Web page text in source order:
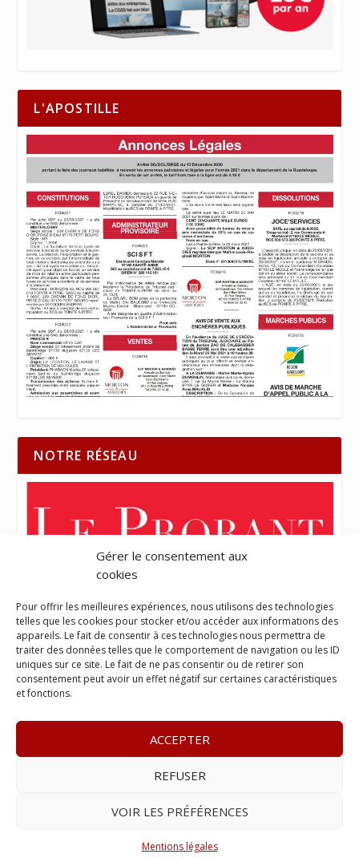
Gérer le consentement aux
cookies
Pour offrir les meilleures expériences, nous utilisons des technologies
telles que les cookies pour stocker et/ou accéder aux informations des
appareils. Le fait de consentir à ces technologies nous permettra de
traiter des données telles que le comportement de navigation ou les ID
uniques sur ce site. Le fait de ne pas consentir ou de retirer son
consentement peut avoir un effet négatif sur certaines caractéristiques
et fonctions.
ACCEPTER
REFUSER
VOIR LES PRÉFÉRENCES
Mentions légales
L'APOSTILLE
NOTRE RÉSEAU
– www.lapostille.fr –
– E-mail :contact@lapostille.fr–
Réalisé avec ❤ par l’Agence 4gency